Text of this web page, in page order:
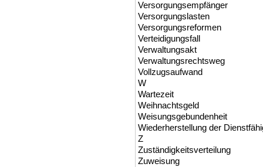
Versorgungsempfänger
Versorgungslasten
Versorgungsreformen
Verteidigungsfall
Verwaltungsakt
Verwaltungsrechtsweg
Vollzugsaufwand
W
Wartezeit
Weihnachtsgeld
Weisungsgebundenheit
Wiederherstellung der
Z
Zuständigkeitsverteilung
Zuweisung